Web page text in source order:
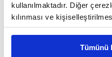
kullanılmaktadır. Diğer
kılınması ve
reklam/pazarlama
Çerezlere ilişkin tercihlerinizi
Tümünü